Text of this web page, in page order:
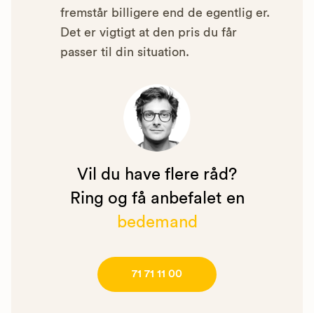
fremstår billigere end de egentlig er.
Det er vigtigt at den pris du får
passer til din situation.
Vil du have flere råd?
Ring og få anbefalet en
bedemand
71 71 11 00